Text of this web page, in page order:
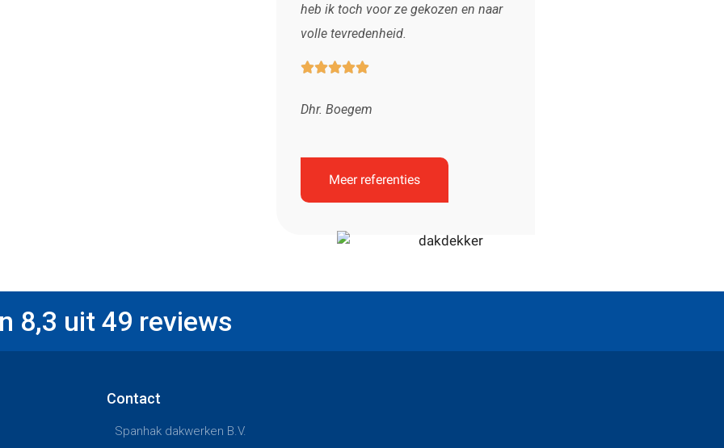
heb ik toch voor ze gekozen en naar
volle tevredenheid.

Dhr. Boegem
Meer referenties
8,3 uit 49 reviews
Contact
Spanhak dakwerken B.V.